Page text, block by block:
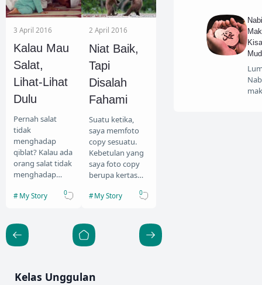
3 April 2016
Kalau Mau
Salat,
Lihat-Lihat
Dulu
Pernah salat
tidak
menghadap
qiblat? Kalau ada
orang salat tidak
menghadap
ya? Dan itu
pagi-pagi seka…
My Story 0
2 April 2016
Niat Baik,
Tapi
Disalah
Fahami
Suatu ketika,
saya memfoto
copy sesuatu.
Kebetulan yang
saya foto copy
berupa kertas
kuning.
hasilnya dip…
My Story 0
Kelas Unggulan